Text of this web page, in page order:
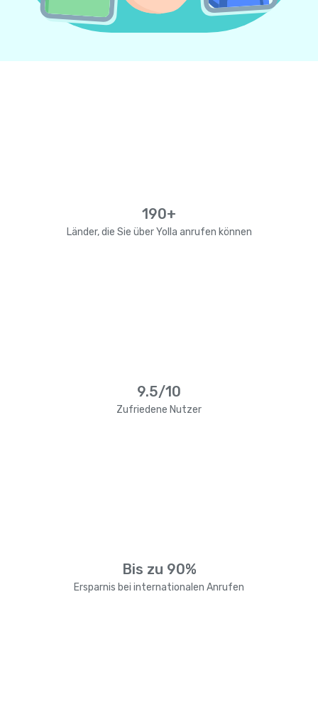
190+
Länder, die Sie über Yolla anrufen können
9.5/10
Zufriedene Nutzer
Bis zu 90%
Ersparnis bei internationalen Anrufen